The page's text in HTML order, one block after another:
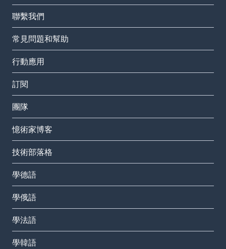
聯繫我們
常見問題和幫助
行動應用
訂閱
團隊
憶術家博客
技術部落格
學德語
學俄語
學法語
學韓語